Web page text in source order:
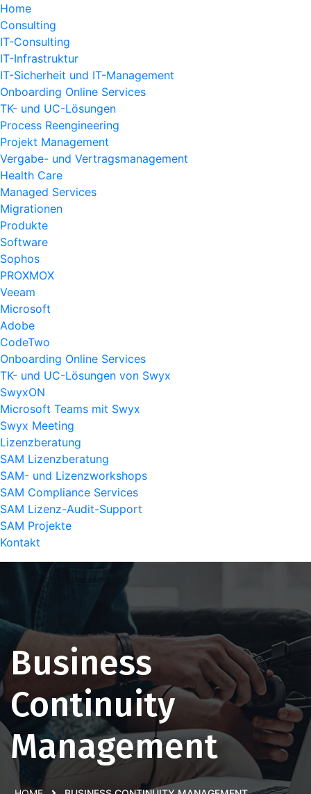
Home
Consulting
IT-Consulting
IT-Infrastruktur
IT-Sicherheit und IT-Management
Onboarding Online Services
TK- und UC-Lösungen
Process Reengineering
Projekt Management
Vergabe- und Vertragsmanagement
Health Care
Managed Services
Migrationen
Produkte
Software
Sophos
PROXMOX
Veeam
Microsoft
Adobe
CodeTwo
Onboarding Online Services
TK- und UC-Lösungen von Swyx
SwyxON
Microsoft Teams mit Swyx
Swyx Meeting
Lizenzberatung
SAM Lizenzberatung
SAM- und Lizenzworkshops
SAM Compliance Services
SAM Lizenz-Audit-Support
SAM Projekte
Kontakt
Business
Continuity
Management